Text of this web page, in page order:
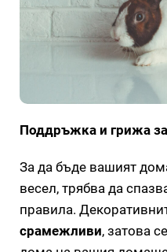
Поддръжка и грижа
За да бъде вашият
весел, трябва да
правила.
срамежливи, затова